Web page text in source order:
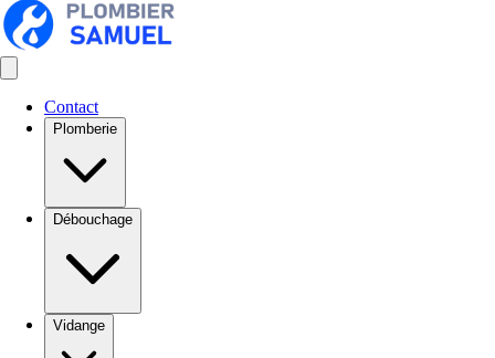
Contact
Plomberie
Débouchage
Vidange